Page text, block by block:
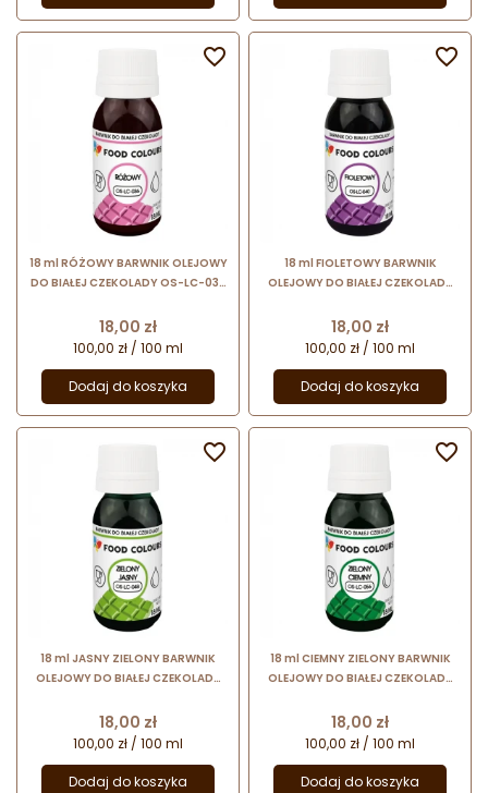
18 ml RÓŻOWY BARWNIK OLEJOWY
DO BIAŁEJ CZEKOLADY OS-LC-036
spożywczy w formie emulsji
Cena
18,00 zł
100,00 zł / 100 ml
Dodaj do koszyka

18 ml FIOLETOWY BARWNIK
OLEJOWY DO BIAŁEJ CZEKOLADY
barwnik spożywczy w formie
emulsji
Cena
18,00 zł
100,00 zł / 100 ml
Dodaj do koszyka

18 ml JASNY ZIELONY BARWNIK
OLEJOWY DO BIAŁEJ CZEKOLADY
barwnik spożywczy w formie
emulsji
Cena
18,00 zł
100,00 zł / 100 ml
Dodaj do koszyka

18 ml CIEMNY ZIELONY BARWNIK
OLEJOWY DO BIAŁEJ CZEKOLADY
barwnik spożywczy w formie
emulsji
Cena
18,00 zł
100,00 zł / 100 ml
Dodaj do koszyka
